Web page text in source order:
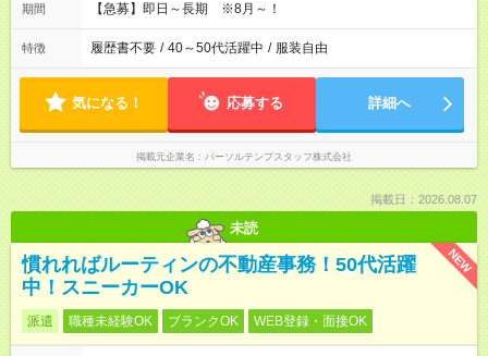
期間 【急募】即日～長期 ※8月～！
特徴 履歴書不要 / 40～50代活躍中 / 服装自由
気になる！ 応募する 詳細へ
掲載元企業名 パーソルテンプスタッフ株式会社
掲載日：2026.08.07
未読
NEW
慣れればルーティンの不動産事務！50代活躍
中！スニーカーOK
派遣 職種未経験OK ブランクOK WEB登録・面接OK